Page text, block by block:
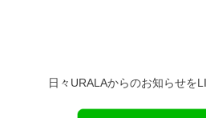
日々URALAからのお知らせを